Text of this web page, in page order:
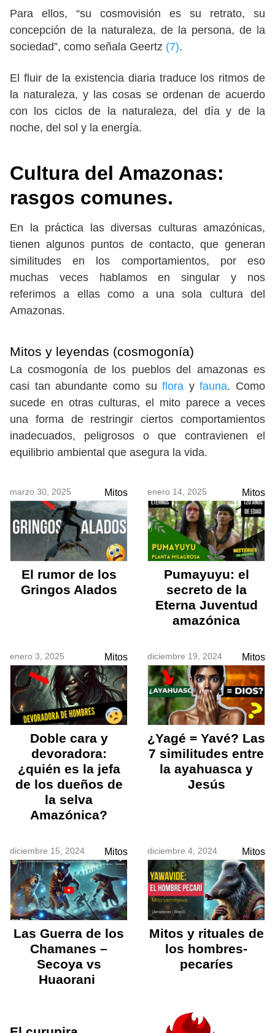
Para ellos, “su cosmovisión es su retrato, su
concepción de la naturaleza, de la persona, de la
sociedad”, como señala Geertz (7).
El fluir de la existencia diaria traduce los ritmos de
la naturaleza, y las cosas se ordenan de acuerdo
con los ciclos de la naturaleza, del día y de la
noche, del sol y la energía.
Cultura del Amazonas:
rasgos comunes.
En la práctica las diversas culturas amazónicas,
tienen algunos puntos de contacto, que generan
similitudes en los comportamientos, por eso
muchas veces hablamos en singular y nos
referimos a ellas como a una sola cultura del
Amazonas.
Mitos y leyendas (cosmogonía)
La cosmogonía de los pueblos del amazonas es
casi tan abundante como suflora yfauna. Como
sucede en otras culturas, el mito parece a veces
una forma de restringir ciertos comportamientos
inadecuados, peligrosos o que contravienen el
equilibrio ambiental que asegura la vida.
marzo 30, 2025 Mitos
El rumor de los
Gringos Alados
enero 14, 2025 Mitos
Pumayuyu: el
secreto de la
Eterna Juventud
amazónica
enero 3, 2025 Mitos
Doble cara y
devoradora:
¿quién es la jefa
de los dueños de
la selva
Amazónica?
diciembre 19, 2024 Mitos
¿Yagé = Yavé? Las
7 similitudes entre
la ayahuasca y
Jesús
diciembre 15, 2024 Mitos
Las Guerra de los
Chamanes –
Secoya vs
Huaorani
diciembre 4, 2024 Mitos
Mitos y rituales de
los hombres-
pecaríes